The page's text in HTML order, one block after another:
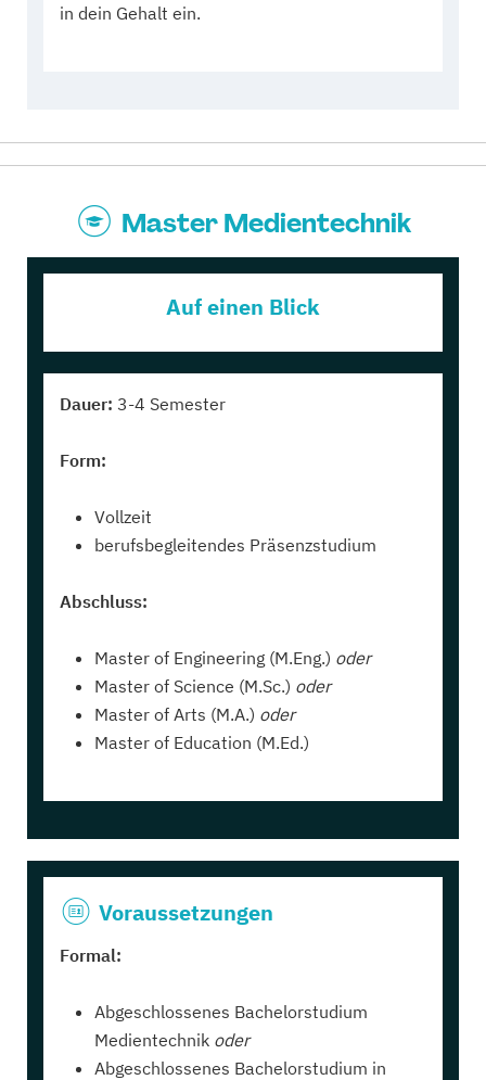
in dein Gehalt ein.
Master Medientechnik
Auf einen Blick
Dauer: 3-4 Semester
Form:
Vollzeit
berufsbegleitendes Präsenzstudium
Abschluss:
Master of Engineering (M.Eng.) oder
Master of Science (M.Sc.) oder
Master of Arts (M.A.) oder
Master of Education (M.Ed.)
Voraussetzungen
Formal:
Abgeschlossenes Bachelorstudium
Medientechnik oder
Abgeschlossenes Bachelorstudium in